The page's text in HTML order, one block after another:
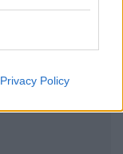
Privacy Policy